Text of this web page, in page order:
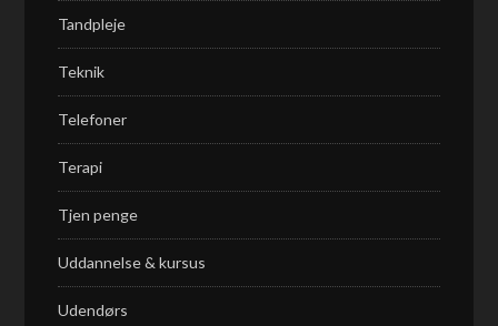
Tandpleje
Teknik
Telefoner
Terapi
Tjen penge
Uddannelse & kursus
Udendørs